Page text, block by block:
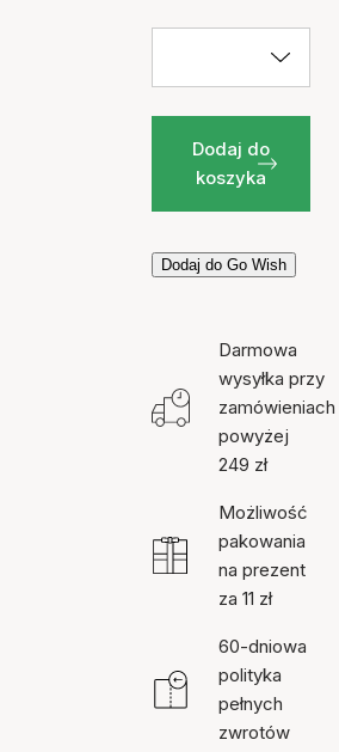
Dodaj do
koszyka
Dodaj do Go Wish
Darmowa
wysyłka przy
zamówieniach
powyżej
249 zł
Możliwość
pakowania
na prezent
za 11 zł
60-dniowa
polityka
pełnych
zwrotów